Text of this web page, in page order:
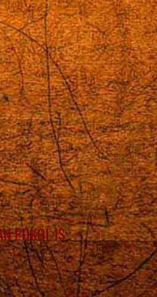
POKOL IS